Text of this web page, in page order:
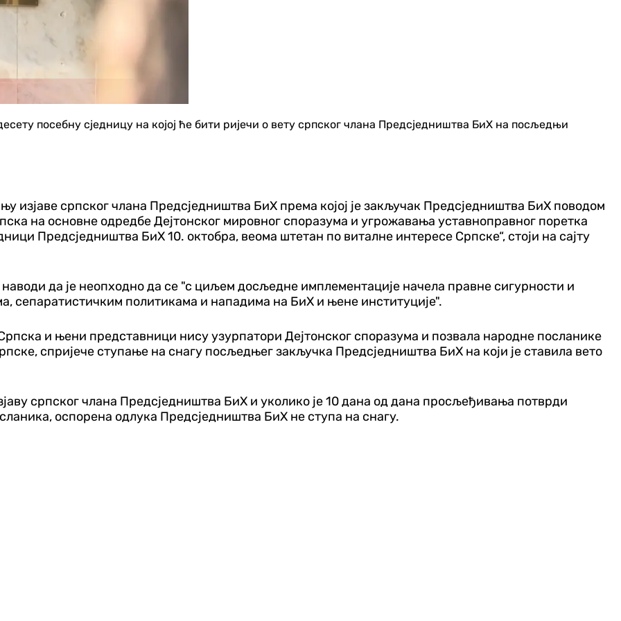
посебну сједницу на којој ће бити ријечи о вету српског члана Предсједништва БиХ на посљедњи
изјаве српског члана Предсједништва БиХ према којој је закључак Предсједништва БиХ поводом
на основне одредбе Дејтонског мировног споразума и угрожавања уставноправног поретка
Предсједништва БиХ 10. октобра, веома штетан по виталне интересе Српске“, стоји на сајту
да је неопходно да се "с циљем досљедне имплементације начела правне сигурности и
сепаратистичким политикама и нападима на БиХ и њене институције".
и њени представници нису узурпатори Дејтонског споразума и позвала народне посланике
спријече ступање на снагу посљедњег закључка Предсједништва БиХ на који је ставила вето
српског члана Предсједништва БиХ и уколико је 10 дана од дана просљеђивања потврди
оспорена одлука Предсједништва БиХ не ступа на снагу.